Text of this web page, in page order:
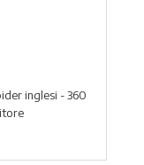
inglesi - 360